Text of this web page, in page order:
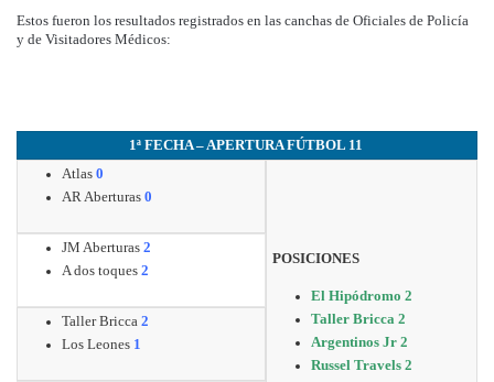
Estos fueron los resultados registrados en las canchas de Oficiales de Policía
y de Visitadores Médicos:
1ª FECHA – APERTURA FÚTBOL 11
Atlas 0
AR Aberturas 0
POSICIONES
El Hipódromo 2
Taller Bricca 2
Argentinos Jr 2
Russel Travels 2
JM Aberturas 2
A dos toques 2
Taller Bricca 2
Los Leones 1